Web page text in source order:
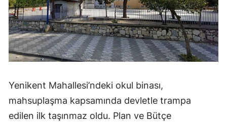
Yenikent Mahallesi’ndeki okul binası,
mahsuplaşma kapsamında devletle trampa
edilen ilk taşınmaz oldu. Plan ve Bütçe